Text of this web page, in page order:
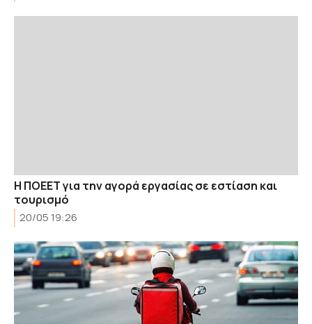
H ΠΟΕΕΤ για την αγορά εργασίας σε εστίαση και
τουρισμό
20/05 19:26